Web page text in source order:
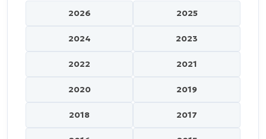
2026 2025
2024 2023
2022 2021
2020 2019
2018 2017